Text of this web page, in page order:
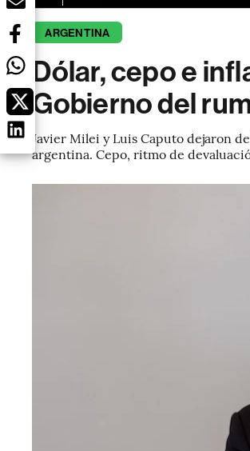
ARGENTINA
Dólar, cepo e
Gobierno del
Javier Milei y Luis Caputo dejaron
argentina. Cepo, ritmo de